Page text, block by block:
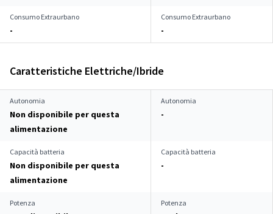
Consumo Extraurbano
-
Consumo Extraurbano
-
Caratteristiche Elettriche/Ibride
Autonomia
Non disponibile per questa
alimentazione
Autonomia
-
Capacità batteria
Non disponibile per questa
alimentazione
Capacità batteria
-
Potenza Potenza